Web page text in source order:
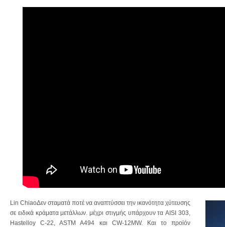
Lin ChiaoΔεν σταματά ποτέ να αναπτύσσει την ικανότητα χύτευσης
σε ειδικά κράματα μετάλλων. μέχρι στιγμής υπάρχουν τα AISI 303,
Hastelloy C-22, ASTM A494 και CW-12MW. Και το προϊόν